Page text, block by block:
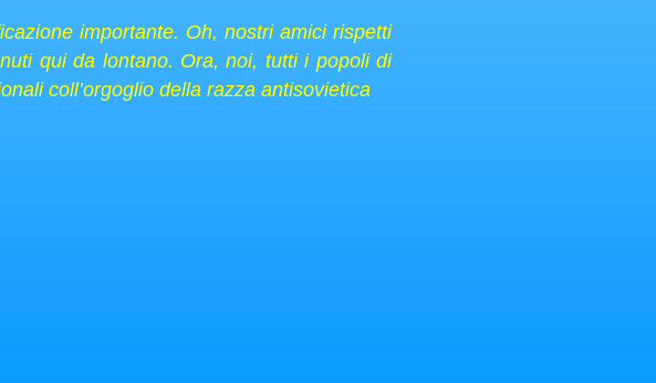
importante. Oh, nostri amici rispetti
qui da lontano. Ora, noi, tutti i popoli di
coll’orgoglio della razza antisovietica